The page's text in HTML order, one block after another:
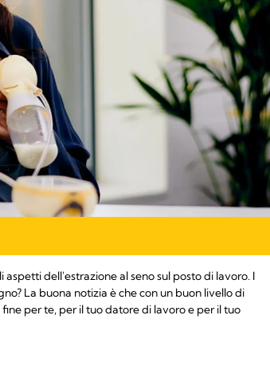
dell'estrazione al seno sul posto di lavoro. I
La buona notizia è che con un buon livello di
per te, per il tuo datore di lavoro e per il tuo